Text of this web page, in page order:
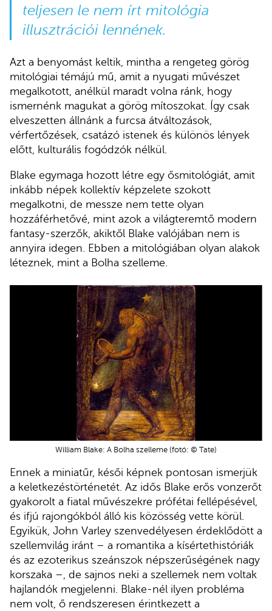
teljesen le nem írt mitológia
illusztrációi lennének.
Azt a benyomást keltik, mintha a rengeteg görög
mitológiai témájú mű, amit a nyugati művészet
megalkotott, anélkül maradt volna ránk, hogy
ismernénk magukat a görög mítoszokat. Így csak
elveszetten állnánk a furcsa átváltozások,
vérfertőzések, csatázó istenek és különös lények
előtt, kulturális fogódzók nélkül.
Blake egymaga hozott létre egy ősmitológiát, amit
inkább népek kollektív képzelete szokott
megalkotni, de messze nem tette olyan
hozzáférhetővé, mint azok a világteremtő modern
fantasy-szerzők, akiktől Blake valójában nem is
annyira idegen. Ebben a mitológiában olyan alakok
léteznek, mint a Bolha szelleme.
William Blake: A Bolha szelleme (fotó: © Tate)
Ennek a miniatűr, késői képnek pontosan ismerjük
a keletkezéstörténetét. Az idős Blake erős vonzerőt
gyakorolt a fiatal művészekre prófétai fellépésével,
és ifjú rajongókból álló kis közösség vette körül.
Egyikük, John Varley szenvedélyesen érdeklődött a
szellemvilág iránt – a romantika a kísértethistóriák
és az ezoterikus szeánszok népszerűségének nagy
korszaka –, de sajnos neki a szellemek nem voltak
hajlandók megjelenni. Blake-nél ilyen probléma
nem volt, ő rendszeresen érintkezett a